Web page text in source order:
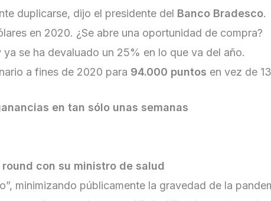
duplicarse, dijo el presidente del Banco Bradesco.
en 2020. ¿Se abre una oportunidad de compra?
se ha devaluado un 25% en lo que va del año.
a fines de 2020 para 94.000 puntos en vez de
en tan sólo unas semanas
con su ministro de salud
minimizando públicamente la gravedad de la